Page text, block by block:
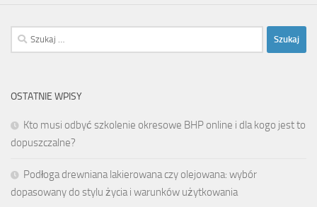
Szukaj:
OSTATNIE WPISY
Kto musi odbyć szkolenie okresowe BHP online i dla kogo jest to
dopuszczalne?
Podłoga drewniana lakierowana czy olejowana: wybór
dopasowany do stylu życia i warunków użytkowania